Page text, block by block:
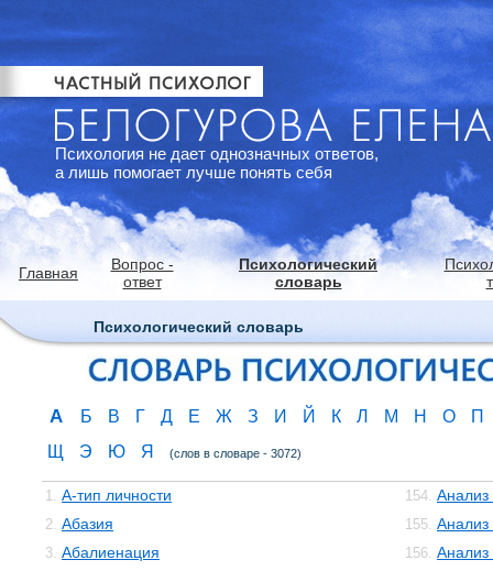
Психология не дает однозначных ответов,
а лишь помогает лучше понять себя
Главная
Вопрос -
ответ
Психологический
словарь
Психологический словарь
А Б В Г Д Е Ж З И Й К Л М Н О
П
Щ
Э Ю Я (слов в словаре - 3072)
1. А-тип личности
2. Абазия
3. Абалиенация
154. Анализ
155. Анализ
156. Анализ